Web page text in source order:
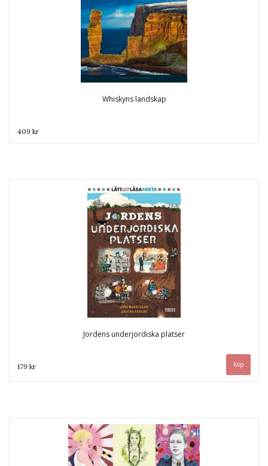
Whiskyns landskap
409 kr
Jordens underjordiska platser
179 kr